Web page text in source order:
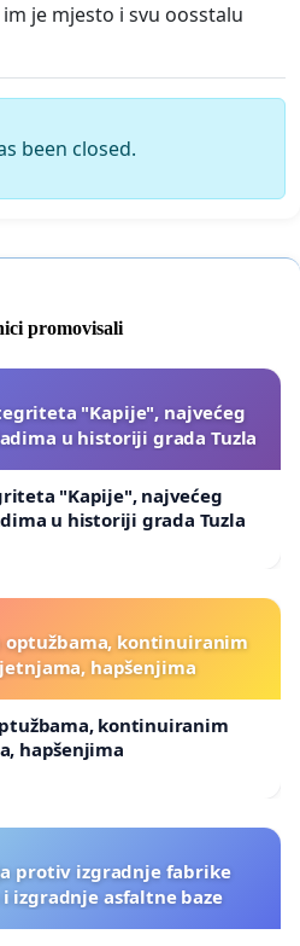
je mjesto i svu oosstalu
been closed.
promovisali
"Kapije", najvećeg
u historiji grada Tuzla
"Kapije", najvećeg
u historiji grada Tuzla
optužbama, kontinuiranim
hapšenjima
kontinuiranim
hapšenjima
protiv izgradnje fabrike
izgradnje asfaltne baze